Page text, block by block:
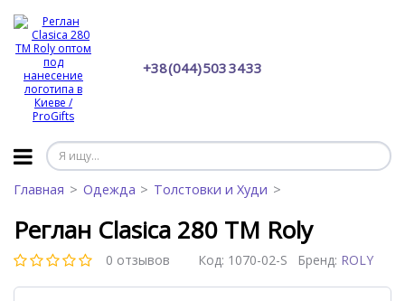
+38 (044) 503 34 33
Главная Одежда Толстовки и Худи
Реглан Clasica 280 ТМ Roly
0 отзывов Бренд: ROLY
Код: 1070-02-S